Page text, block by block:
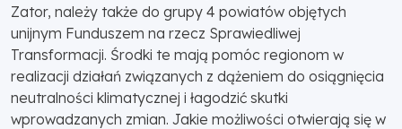
Zator, należy także do grupy 4 powiatów objętych
unijnym Funduszem na rzecz Sprawiedliwej
Transformacji. Środki te mają pomóc regionom w
realizacji działań związanych z dążeniem do osiągnięcia
neutralności klimatycznej i łagodzić skutki
wprowadzanych zmian. Jakie możliwości otwierają się w